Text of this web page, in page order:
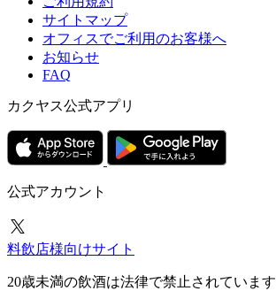
サイトマップ
オフィスでご利用のお客様へ
お知らせ
FAQ
カクヤス公式アプリ
公式アカウント
料飲店様向けサイト
20歳未満の飲酒は法律で禁止されています